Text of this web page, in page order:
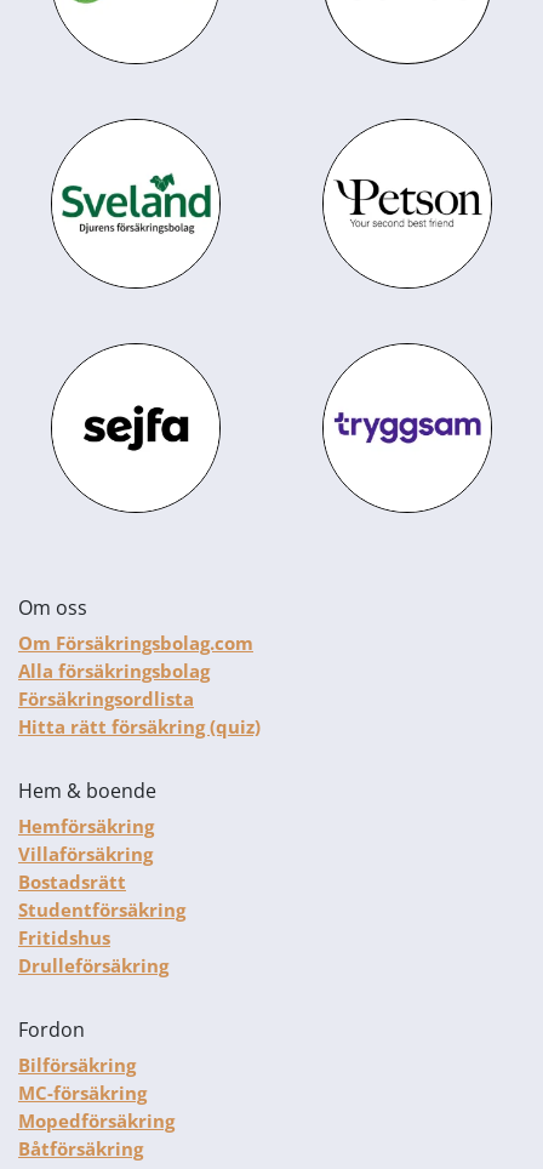
Om oss
Om Försäkringsbolag.com
Alla försäkringsbolag
Försäkringsordlista
Hitta rätt försäkring (quiz)
Hem & boende
Hemförsäkring
Villaförsäkring
Bostadsrätt
Studentförsäkring
Fritidshus
Drulleförsäkring
Fordon
Bilförsäkring
MC-försäkring
Mopedförsäkring
Båtförsäkring